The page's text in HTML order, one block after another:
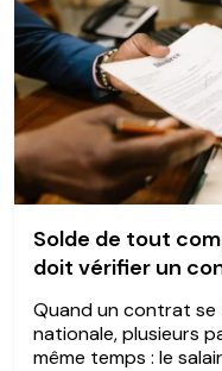
Solde de tout
doit vérifier un
Quand un contrat se
nationale, plusieurs
même temps : le